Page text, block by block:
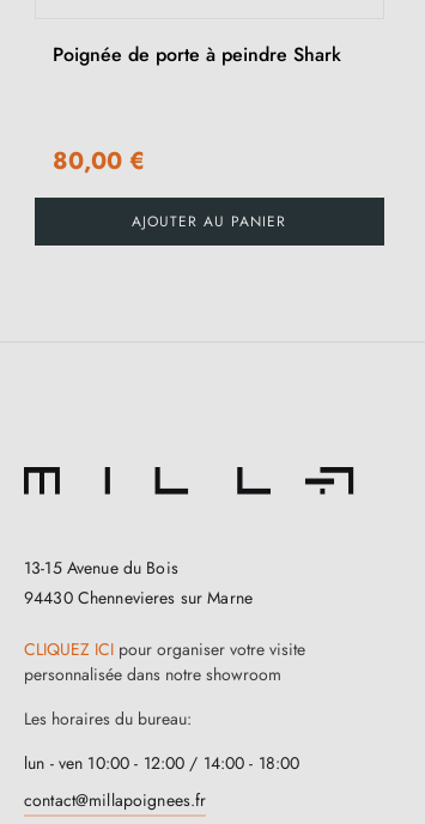
Poignée de porte à peindre Shark
80,00 €
AJOUTER AU PANIER
13-15 Avenue du Bois
94430 Chennevieres sur Marne
CLIQUEZ ICI pour organiser votre visite
personnalisée dans notre showroom
Les horaires du bureau:
lun - ven 10:00 - 12:00 / 14:00 - 18:00
contact@millapoignees.fr